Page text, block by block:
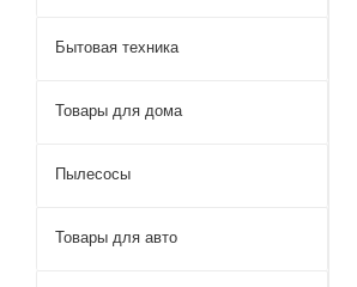
Бытовая техника
Товары для дома
Пылесосы
Товары для авто